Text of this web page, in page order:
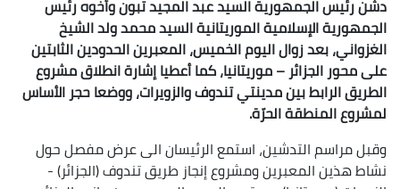
دشّن رئيس الجمهورية السيد عبد المجيد تبون وأخوه رئيس
الجمهورية الإسلامية الموريتانية السيد محمد ولد الشيخ
الغزواني، بعد زوال اليوم الخميس، المعبرين الحدودين الثابتين
على محور الجزائر – موريتانيا، كما أعطيا إشارة انطلاق مشروع
الطريق الرابط بين مدينتي تندوف والزويرات، ووضعا حجر الأساس
لمشروع المنطقة الحرّة.
وقبل مراسم التدشين، استمع الرئيسان الى عرض مفصل حول
نشاط هذين المعبرين ومشروع إنجاز طريق تندوف (الجزائر) -